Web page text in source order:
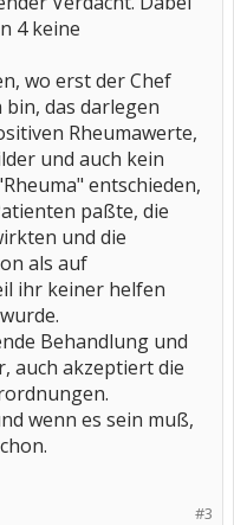
4 keine
wo erst der Chef
das darlegen
Rheumawerte,
und auch kein
entschieden,
paßte, die
und die
als auf
ihr keiner helfen
Behandlung und
auch akzeptiert die
wenn es sein muß,
#3